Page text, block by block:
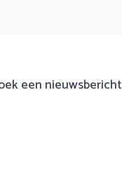
een nieuwsbericht